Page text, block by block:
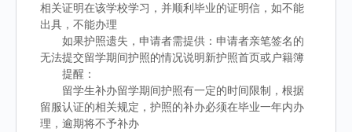
相关证明在该学校学习，并顺利毕业的证明信，如不能
出具，不能办理
如果护照遗失，申请者需提供：申请者亲笔签名的
无法提交留学期间护照的情况说明新护照首页或户籍簿
提醒：
留学生补办留学期间护照有一定的时间限制，根据
留服认证的相关规定，护照的补办必须在毕业一年内办
理，逾期将不予补办